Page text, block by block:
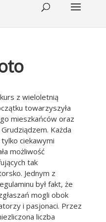
z wieloletnią
towarzyszyła
mieszkańców oraz
Każda
tylko ciekawymi
możliwość
tak
Jednym z
był fakt, że
mogli obok
i pasjonaci. Przez
liczba